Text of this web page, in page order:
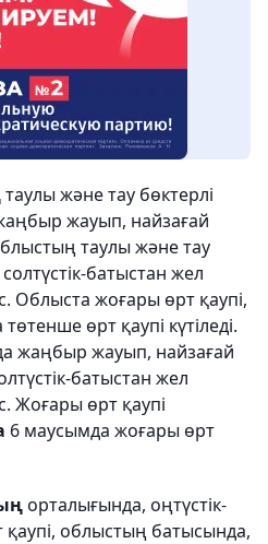
таулы және тау бөктерлі
жауып, найзағай
таулы және тау
батыстан жел
Облыста жоғары өрт қаупі,
өрт қаупі күтіледі.
жаңбыр жауып, найзағай
батыстан жел
Жоғары өрт қаупі
6 маусымда жоғары өрт
орталығында, оңтүстік-
облыстың батысында,